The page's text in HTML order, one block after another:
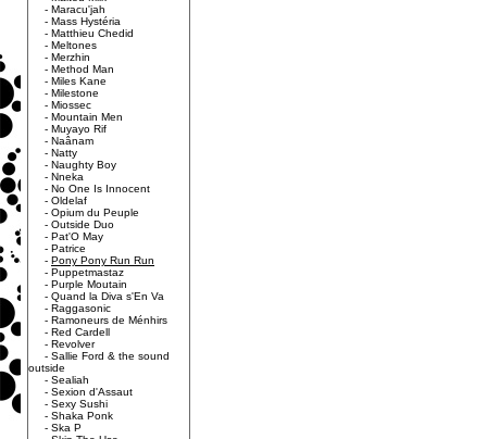
- Maracu'jah
- Mass Hystéria
- Matthieu Chedid
- Meltones
- Merzhin
- Method Man
- Miles Kane
- Milestone
- Miossec
- Mountain Men
- Muyayo Rif
- Naânam
- Natty
- Naughty Boy
- Nneka
- No One Is Innocent
- Oldelaf
- Opium du Peuple
- Outside Duo
- Pat'O May
- Patrice
- Pony Pony Run Run
- Puppetmastaz
- Purple Moutain
- Quand la Diva s'En Va
- Raggasonic
- Ramoneurs de Ménhirs
- Red Cardell
- Revolver
- Sallie Ford & the sound
outside
- Sealiah
- Sexion d'Assaut
- Sexy Sushi
- Shaka Ponk
- Ska P